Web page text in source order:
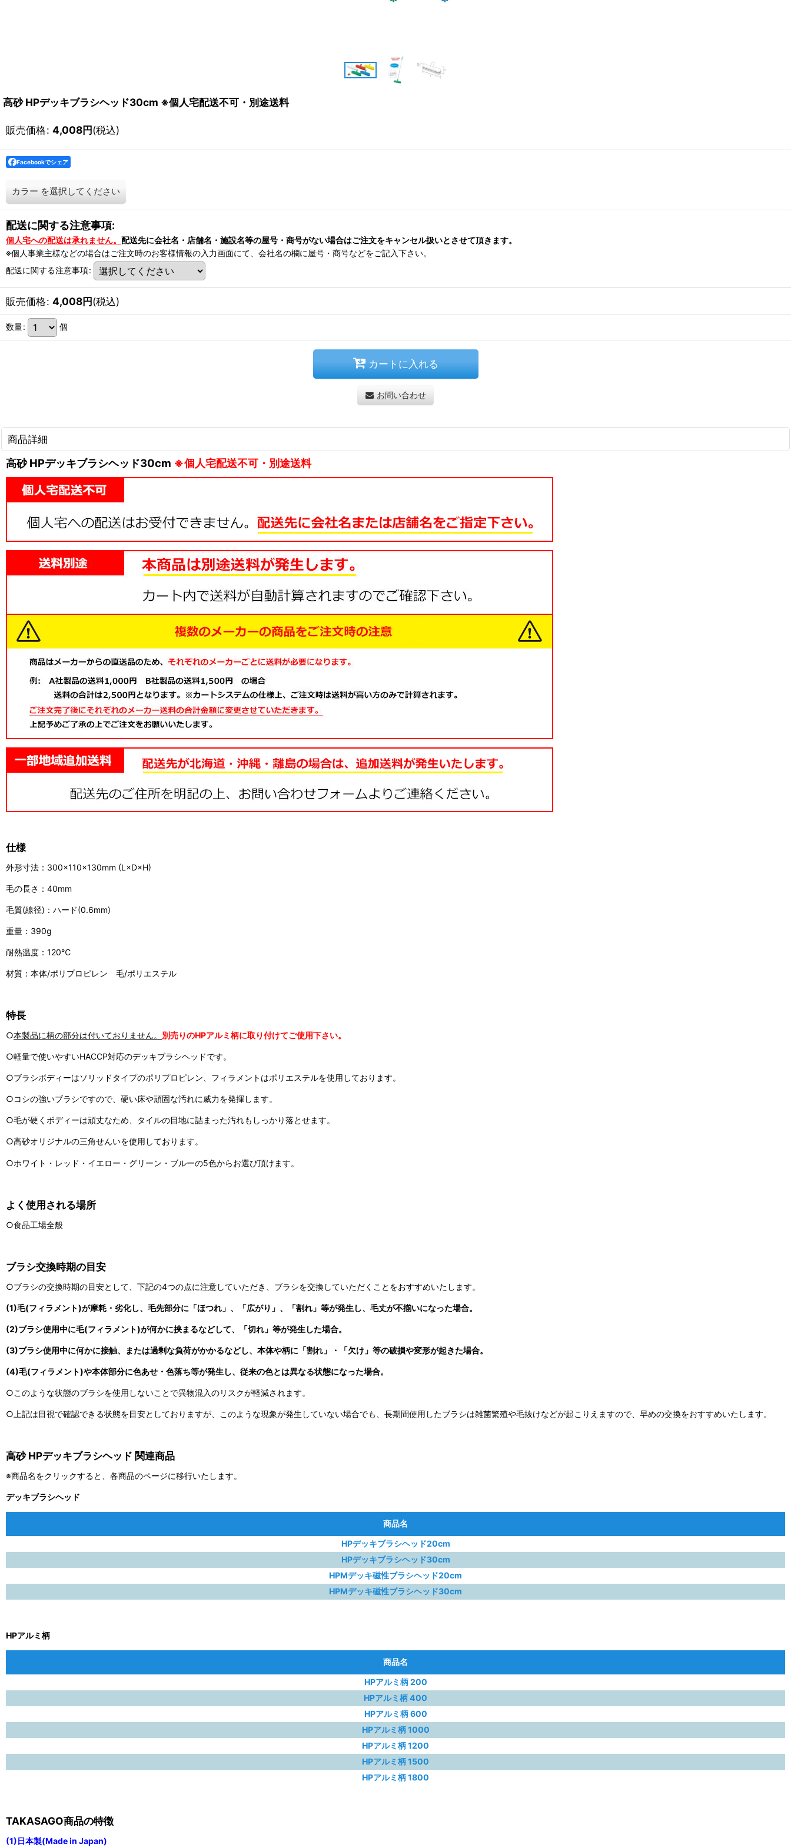
高砂 HPデッキブラシヘッド30cm ※個人宅配送不可・別途送料
販売価格: 4,008円(税込)
Facebookでシェア
カラー を選択してください
配送に関する注意事項:
個人宅への配送は承れません。 配送先に会社名・店舗名・施設名等の屋号・商号がない場合はご注文をキャンセル扱いとさせて頂きます。
※個人事業主様などの場合はご注文時のお客様情報の入力画面にて、会社名の欄に屋号・商号などをご記入下さい。
配送に関する注意事項:
販売価格: 4,008円(税込)
数量: 個
カートに入れる
お問い合わせ
商品詳細
高砂 HPデッキブラシヘッド30cm ※個人宅配送不可・別途送料
仕様
外形寸法：300×110×130mm (L×D×H)
毛の長さ：40mm
毛質(線径)：ハード(0.6mm)
重量：390g
耐熱温度：120℃
材質：本体/ポリプロピレン 毛/ポリエステル
特長
○本製品に柄の部分は付いておりません。 別売りのHPアルミ柄に取り付けてご使用下さい。
○軽量で使いやすいHACCP対応のデッキブラシヘッドです。
○ブラシボディーはソリッドタイプのポリプロピレン、フィラメントはポリエステルを使用しております。
○コシの強いブラシですので、硬い床や頑固な汚れに威力を発揮します。
○毛が硬くボディーは頑丈なため、タイルの目地に詰まった汚れもしっかり落とせます。
○高砂オリジナルの三角せんいを使用しております。
○ホワイト・レッド・イエロー・グリーン・ブルーの5色からお選び頂けます。
よく使用される場所
○食品工場全般
ブラシ交換時期の目安
○ブラシの交換時期の目安として、下記の4つの点に注意していただき、ブラシを交換していただくことをおすすめいたします。
(1)毛(フィラメント)が摩耗・劣化し、毛先部分に「ほつれ」、「広がり」、「割れ」等が発生し、毛丈が不揃いになった場合。
(2)ブラシ使用中に毛(フィラメント)が何かに挟まるなどして、「切れ」等が発生した場合。
(3)ブラシ使用中に何かに接触、または過剰な負荷がかかるなどし、本体や柄に「割れ」・「欠け」等の破損や変形が起きた場合。
(4)毛(フィラメント)や本体部分に色あせ・色落ち等が発生し、従来の色とは異なる状態になった場合。
○このような状態のブラシを使用しないことで異物混入のリスクが軽減されます。
○上記は目視で確認できる状態を目安としておりますが、このような現象が発生していない場合でも、長期間使用したブラシは雑菌繁殖や毛抜けなどが起こりえますので、早めの交換をおすすめいたします。
高砂 HPデッキブラシヘッド 関連商品
※商品名をクリックすると、各商品のページに移行いたします。
デッキブラシヘッド
商品名
HPデッキブラシヘッド20cm
HPデッキブラシヘッド30cm
HPMデッキ磁性ブラシヘッド20cm
HPMデッキ磁性ブラシヘッド30cm
HPアルミ柄
商品名
HPアルミ柄 200
HPアルミ柄 400
HPアルミ柄 600
HPアルミ柄 1000
HPアルミ柄 1200
HPアルミ柄 1500
HPアルミ柄 1800
TAKASAGO商品の特徴
(1)日本製(Made in Japan)